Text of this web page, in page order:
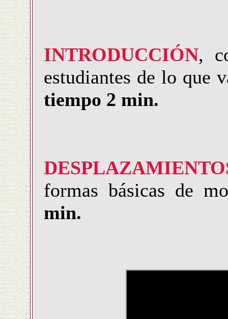
INTRODUCCIÓN,
estudiantes de lo que
tiempo 2 min.
formas básicas de
min.